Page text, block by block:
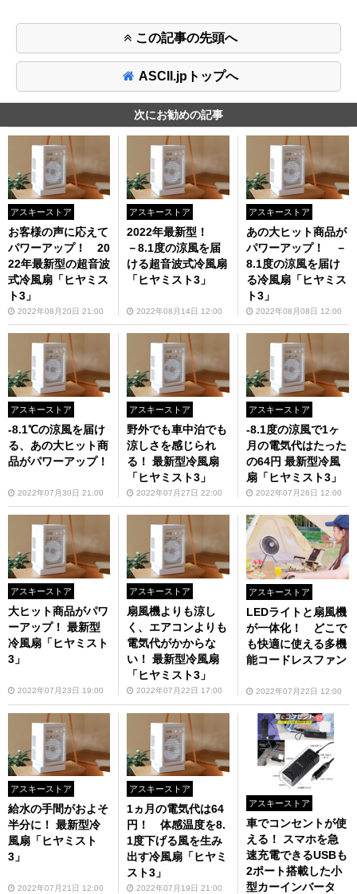
この記事の先頭へ
ASCII.jpトップへ
次にお勧めの記事
アスキーストア
お客様の声に応えて
パワーアップ！ 20
22年最新型の超音波
式冷風扇「ヒヤミス
ト3」
2022年08月20日 21:00
アスキーストア
2022年最新型！
－8.1度の涼風を届
ける超音波式冷風扇
「ヒヤミスト3」
2022年08月14日 12:00
アスキーストア
あの大ヒット商品が
パワーアップ！ －
8.1度の涼風を届け
る冷風扇「ヒヤミス
ト3」
2022年08月08日 12:00
アスキーストア
-8.1℃の涼風を届け
る、あの大ヒット商
品がパワーアップ！
2022年07月30日 21:00
アスキーストア
野外でも車中泊でも
涼しさを感じられ
る！ 最新型冷風扇
「ヒヤミスト3」
2022年07月27日 22:00
アスキーストア
-8.1度の涼風で1ヶ
月の電気代はたった
の64円 最新型冷風
扇「ヒヤミスト3」
2022年07月26日 12:00
アスキーストア
大ヒット商品がパワ
ーアップ！ 最新型
冷風扇「ヒヤミスト
3」
2022年07月23日 19:00
アスキーストア
扇風機よりも涼し
く、エアコンよりも
電気代がかからな
い！ 最新型冷風扇
「ヒヤミスト3」
2022年07月22日 17:00
アスキーストア
LEDライトと扇風機
が一体化！ どこで
も快適に使える多機
能コードレスファン
2022年07月22日 12:00
アスキーストア
給水の手間がおよそ
半分に！ 最新型冷
風扇「ヒヤミスト
3」
2022年07月21日 12:00
アスキーストア
1ヵ月の電気代は64
円！ 体感温度を8.
1度下げる風を生み
出す冷風扇「ヒヤミ
スト3」
2022年07月19日 21:00
アスキーストア
車でコンセントが使
える！ スマホを急
速充電できるUSBも
2ポート搭載した小
型カーインバータ